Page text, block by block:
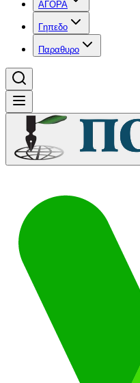
ΑΓΟΡΑ
Γηπεδο
Παραθυρο